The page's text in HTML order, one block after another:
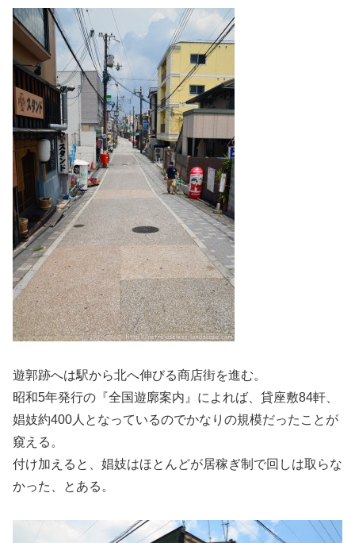
遊郭跡へは駅から北へ伸びる商店街を進む。
昭和5年発行の『全国遊廓案内』によれば、貸座敷84軒、
娼妓約400人となっているのでかなりの規模だったことが
窺える。
付け加えると、娼妓はほとんどが居稼ぎ制で回しは取らな
かった、とある。